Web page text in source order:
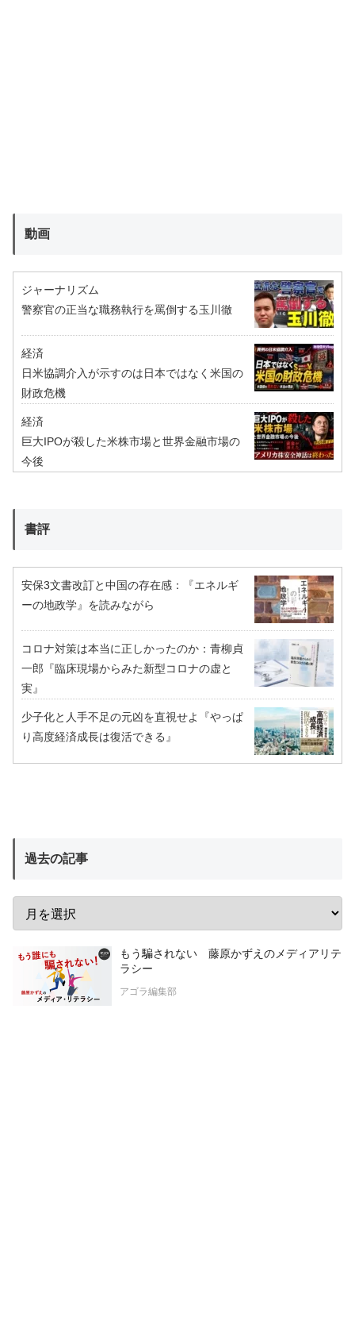
動画
ジャーナリズム
警察官の正当な職務執行を罵倒する玉川徹
経済
日米協調介入が示すのは日本ではなく米国の
財政危機
経済
巨大IPOが殺した米株市場と世界金融市場の
今後
書評
安保3文書改訂と中国の存在感：『エネルギ
ーの地政学』を読みながら
コロナ対策は本当に正しかったのか：青柳貞
一郎『臨床現場からみた新型コロナの虚と
実』
少子化と人手不足の元凶を直視せよ『やっぱ
り高度経済成長は復活できる』
過去の記事
もう騙されない 藤原かずえのメディアリテ
ラシー
アゴラ編集部